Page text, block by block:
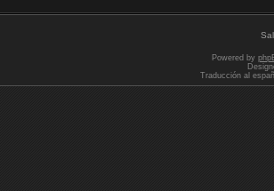
Powered by
Traducción al